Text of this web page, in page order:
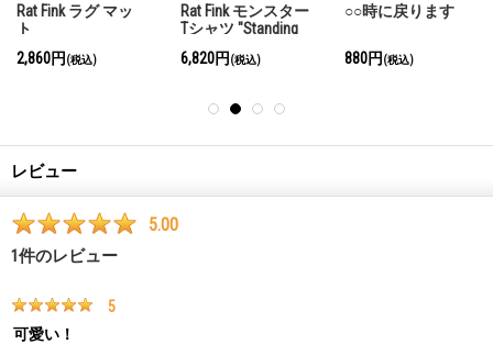
Rat Fink ラグ マッ
ト
2,860円 (税込)
Rat Fink モンスター
Tシャツ "Standing
6,820円 (税込)
○○時に戻ります
880円 (税込)
レビュー
5.00
1件のレビュー
5
可愛い！